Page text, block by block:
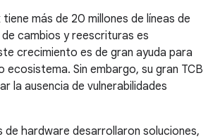
tiene más de 20 millones de líneas de
cambios y reescrituras es
crecimiento es de gran ayuda para
ecosistema. Sin embargo, su gran TCB
la ausencia de vulnerabilidades
de hardware desarrollaron soluciones,